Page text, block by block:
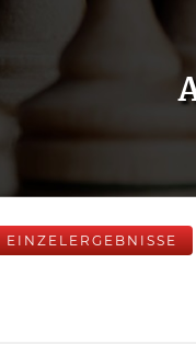
EINZELERGEBNISSE